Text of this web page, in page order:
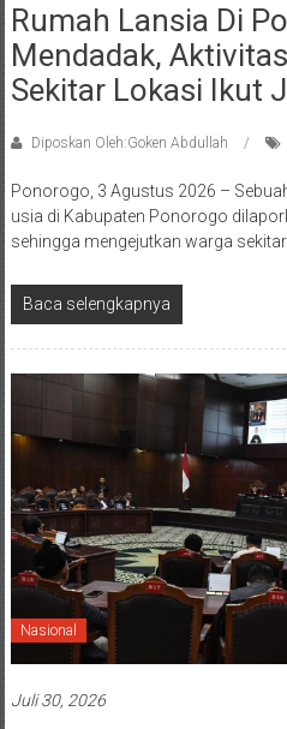
Rumah Lansia Di
Mendadak,
Sekitar Lokasi Ikut
Diposkan Oleh:Goken Abdullah
Ponorogo, 3 Agustus 2026 –
usia di Kabupaten Ponorogo
sehingga mengejutkan warga
Baca selengkapnya
Nasional
Juli 30, 2026